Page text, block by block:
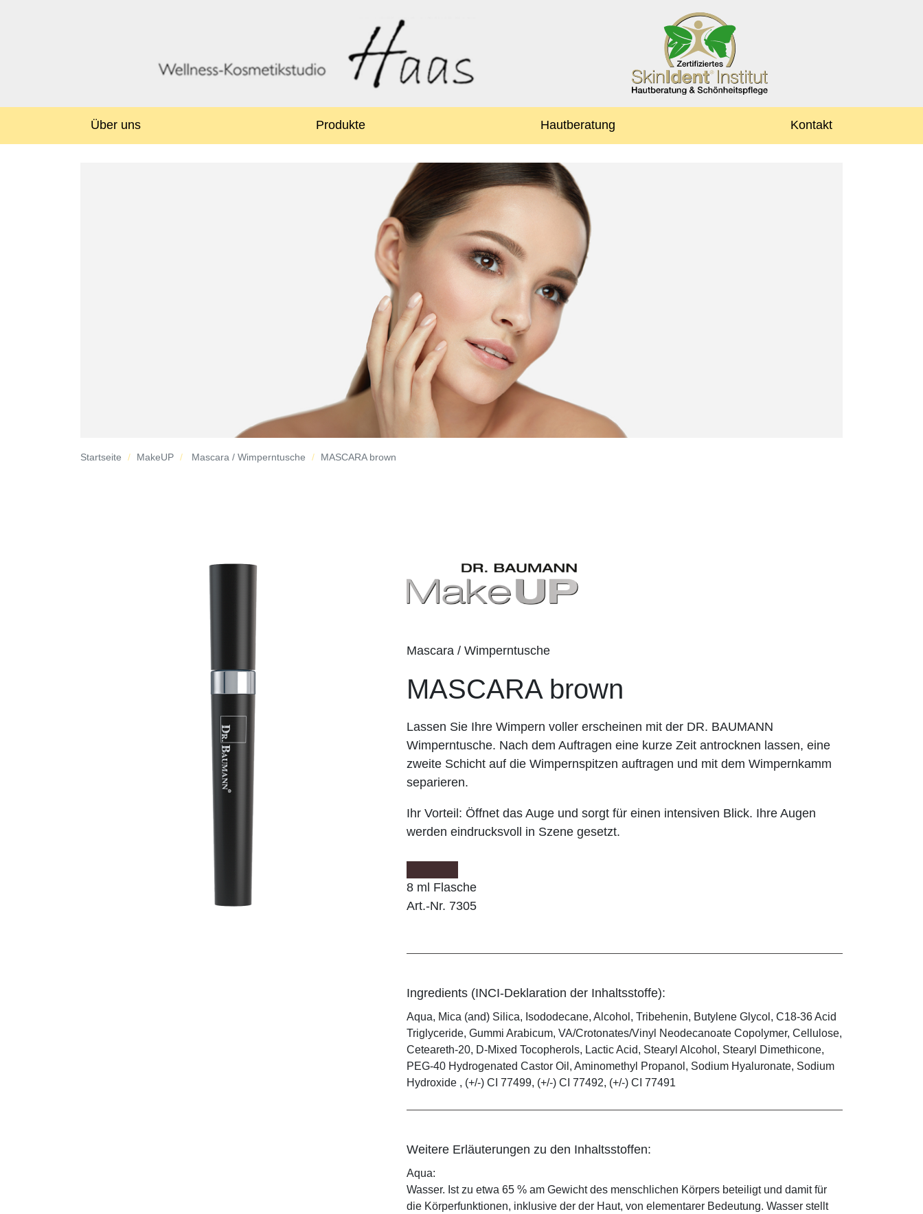
Über uns Produkte Hautberatung Kontakt
Startseite MakeUP Mascara / Wimperntusche MASCARA brown
Mascara / Wimperntusche
MASCARA brown
Lassen Sie Ihre Wimpern voller erscheinen mit der DR. BAUMANN
Wimperntusche. Nach dem Auftragen eine kurze Zeit antrocknen lassen, eine
zweite Schicht auf die Wimpernspitzen auftragen und mit dem Wimpernkamm
separieren.
Ihr Vorteil: Öffnet das Auge und sorgt für einen intensiven Blick. Ihre Augen
werden eindrucksvoll in Szene gesetzt.
8 ml Flasche
Art.-Nr. 7305
Ingredients (INCI-Deklaration der Inhaltsstoffe):
Aqua, Mica (and) Silica, Isododecane, Alcohol, Tribehenin, Butylene Glycol, C18-36 Acid
Triglyceride, Gummi Arabicum, VA/Crotonates/Vinyl Neodecanoate Copolymer, Cellulose,
Ceteareth-20, D-Mixed Tocopherols, Lactic Acid, Stearyl Alcohol, Stearyl Dimethicone,
PEG-40 Hydrogenated Castor Oil, Aminomethyl Propanol, Sodium Hyaluronate, Sodium
Hydroxide , (+/-) CI 77499, (+/-) CI 77492, (+/-) CI 77491
Weitere Erläuterungen zu den Inhaltsstoffen:
Aqua:
Wasser. Ist zu etwa 65 % am Gewicht des menschlichen Körpers beteiligt und damit für
die Körperfunktionen, inklusive der der Haut, von elementarer Bedeutung. Wasser stellt